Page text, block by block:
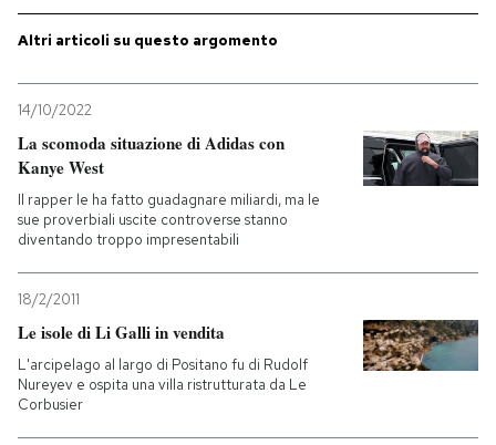
Economia
PODCAST
NEWSLETTER
I MIEI PREFERITI
SHOP
Altri articoli su questo argomento
14/10/2022
La scomoda situazione di Adidas con
Kanye West
Il rapper le ha fatto guadagnare miliardi, ma le
sue proverbiali uscite controverse stanno
diventando troppo impresentabili
18/2/2011
Le isole di Li Galli in vendita
L'arcipelago al largo di Positano fu di Rudolf
Nureyev e ospita una villa ristrutturata da Le
Corbusier